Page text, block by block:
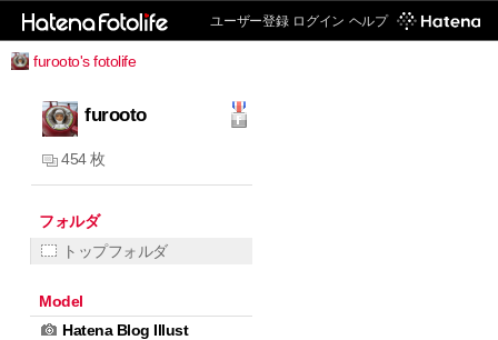
ユーザー登録 ログイン ヘルプ
furooto's fotolife
furooto
454 枚
フォルダ
トップフォルダ
Model
Hatena Blog Illust